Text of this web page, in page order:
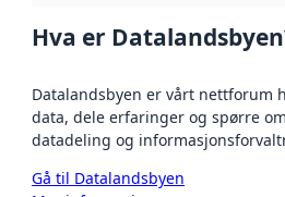
Hva er
Datalandsbyen er vårt nettforum
data, dele erfaringer og spørre
datadeling og
Gå til Datalandsbyen